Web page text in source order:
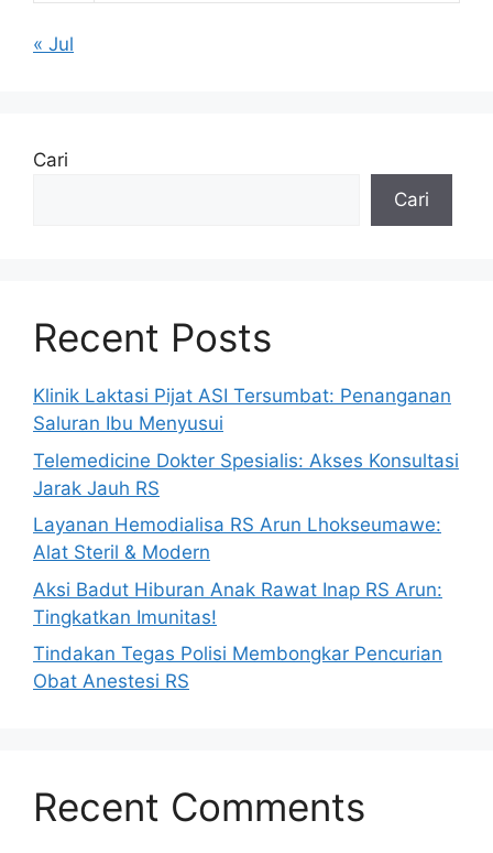
« Jul
Cari
Cari
Recent Posts
Klinik Laktasi Pijat ASI Tersumbat: Penanganan
Saluran Ibu Menyusui
Telemedicine Dokter Spesialis: Akses Konsultasi
Jarak Jauh RS
Layanan Hemodialisa RS Arun Lhokseumawe:
Alat Steril & Modern
Aksi Badut Hiburan Anak Rawat Inap RS Arun:
Tingkatkan Imunitas!
Tindakan Tegas Polisi Membongkar Pencurian
Obat Anestesi RS
Recent Comments